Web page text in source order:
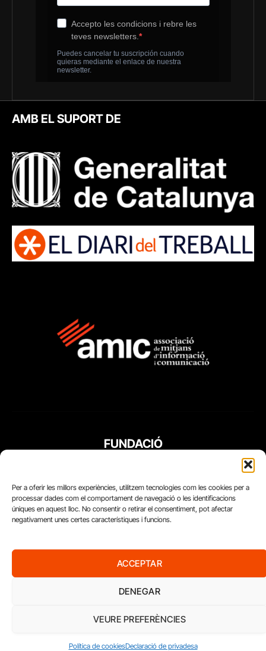
Per a oferir les millors experiències, utilitzem tecnologies com les cookies per a
processar dades com el comportament de navegació o les identificacions
úniques en aquest lloc. No consentir o retirar el consentiment, pot afectar
negativament unes certes característiques i funcions.
ACCEPTAR
DENEGAR
VEURE PREFERÈNCIES
Política de cookiesDeclaració de privadesa
AMB EL SUPORT DE
FUNDACIÓ